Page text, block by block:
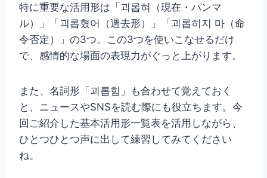
特に重要な活用形は「괴롭혀（現在・パンマ
ル）」「괴롭혔어（過去形）」「괴롭히지 마（命
令否定）」の3つ。この3つを使いこなせるだけ
で、感情的な場面の表現力がぐっと上がります。
また、名詞形「괴롭힘」も合わせて覚えておく
と、ニュースやSNSを読む際にも役立ちます。今
回ご紹介した基本活用形一覧表を活用しながら、
ひとつひとつ声に出して練習してみてください
ね。